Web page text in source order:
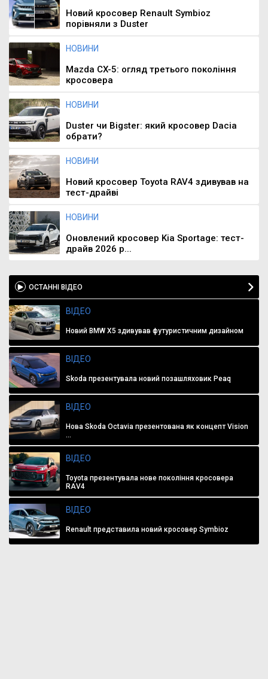
Новий кросовер Renault Symbioz
порівняли з Duster
НОВИНИ
Mazda CX-5: огляд третього покоління
кросовера
НОВИНИ
Duster чи Bigster: який кросовер Dacia
обрати?
НОВИНИ
Новий кросовер Toyota RAV4 здивував на
тест-драйві
НОВИНИ
Оновлений кросовер Kia Sportage: тест-
драйв 2026 р...
ОСТАННІ ВІДЕО
ВІДЕО
Новий BMW X5 здивував футуристичним дизайном
ВІДЕО
Skoda презентувала новий позашляховик Peaq
ВІДЕО
Нова Skoda Octavia презентована як концепт Vision
...
ВІДЕО
Toyota презентувала нове покоління кросовера
RAV4
ВІДЕО
Renault представила новий кросовер Symbioz